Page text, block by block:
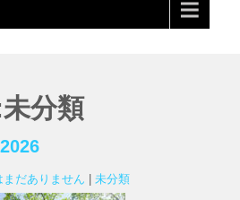
分類
まだありません 未分類